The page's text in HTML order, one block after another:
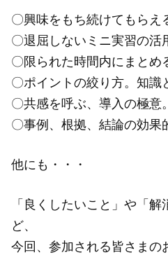
〇興味をもち続けてもらえ
〇退屈しないミニ実習の活
〇限られた時間内にまとめ
〇ポイントの絞り方。知識
〇共感を呼ぶ、導入の極意。
〇事例、根拠、結論の効果
他にも・・・
「良くしたいこと」や「
ど、
今回、参加される皆さまの